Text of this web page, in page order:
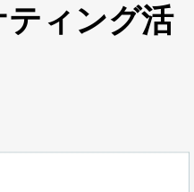
ィング活